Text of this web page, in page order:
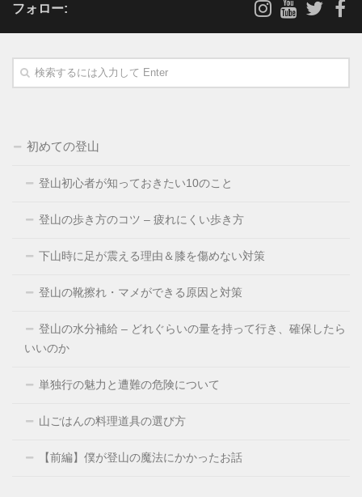
フォロー:
初めての登山
登山初心者が知っておきたい10のこと
登山の歩き方のコツ – 疲れにくい歩き方
下山時に足が震える理由＆膝を傷めない対策
登山の靴擦れ・マメができる原因と対策
登山の水分補給 – どれぐらいの量を持って行き、確保したら
いいのか
単独行の魅力と遭難の危険について
山ごはんの料理道具の選び方
【前編】僕が登山の魔法にかかったお話